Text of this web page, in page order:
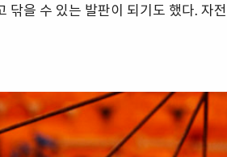
닦을 수 있는 발판이 되기도 했다. 자